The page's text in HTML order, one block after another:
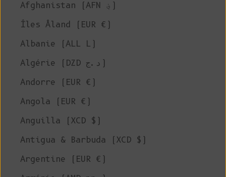
Afghanistan (AFN ؋)
Îles Åland (EUR €)
Albanie (ALL L)
Algérie (DZD د.ج)
Andorre (EUR €)
Angola (EUR €)
Anguilla (XCD $)
Antigua & Barbuda (XCD $)
Argentine (EUR €)